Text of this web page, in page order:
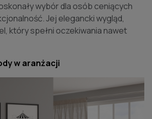
wybór dla osób ceniących
Jej elegancki wygląd,
który spełni oczekiwania nawet
w aranżacji